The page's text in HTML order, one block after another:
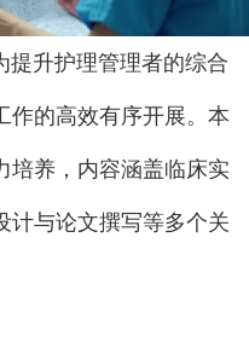
提升护理管理者的综合
作的高效有序开展。本
培养，内容涵盖临床实
计与论文撰写等多个关